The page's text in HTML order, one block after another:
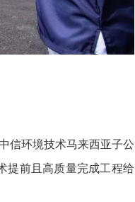
信环境技术马来西亚子公
提前且高质量完成工程给